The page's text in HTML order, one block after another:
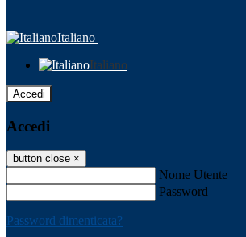
Italiano
Italiano
Accedi
Accedi
button close ×
Nome Utente
Password
Password dimenticata?